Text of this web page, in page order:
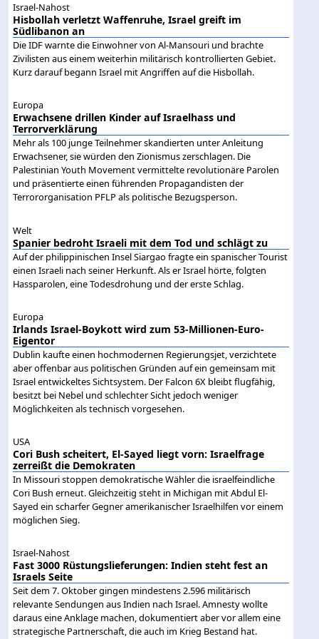
Israel-Nahost
Hisbollah verletzt Waffenruhe, Israel greift im
Südlibanon an
Die IDF warnte die Einwohner von Al-Mansouri und brachte
Zivilisten aus einem weiterhin militärisch kontrollierten Gebiet.
Kurz darauf begann Israel mit Angriffen auf die Hisbollah.
Europa
Erwachsene drillen Kinder auf Israelhass und
Terrorverklärung
Mehr als 100 junge Teilnehmer skandierten unter Anleitung
Erwachsener, sie würden den Zionismus zerschlagen. Die
Palestinian Youth Movement vermittelte revolutionäre Parolen
und präsentierte einen führenden Propagandisten der
Terrororganisation PFLP als politische Bezugsperson.
Welt
Spanier bedroht Israeli mit dem Tod und schlägt zu
Auf der philippinischen Insel Siargao fragte ein spanischer Tourist
einen Israeli nach seiner Herkunft. Als er Israel hörte, folgten
Hassparolen, eine Todesdrohung und der erste Schlag.
Europa
Irlands Israel-Boykott wird zum 53-Millionen-Euro-
Eigentor
Dublin kaufte einen hochmodernen Regierungsjet, verzichtete
aber offenbar aus politischen Gründen auf ein gemeinsam mit
Israel entwickeltes Sichtsystem. Der Falcon 6X bleibt flugfähig,
besitzt bei Nebel und schlechter Sicht jedoch weniger
Möglichkeiten als technisch vorgesehen.
USA
Cori Bush scheitert, El-Sayed liegt vorn: Israelfrage
zerreißt die Demokraten
In Missouri stoppen demokratische Wähler die israelfeindliche
Cori Bush erneut. Gleichzeitig steht in Michigan mit Abdul El-
Sayed ein scharfer Gegner amerikanischer Israelhilfen vor einem
möglichen Sieg.
Israel-Nahost
Fast 3000 Rüstungslieferungen: Indien steht fest an
Israels Seite
Seit dem 7. Oktober gingen mindestens 2.596 militärisch
relevante Sendungen aus Indien nach Israel. Amnesty wollte
daraus eine Anklage machen, dokumentiert aber vor allem eine
strategische Partnerschaft, die auch im Krieg Bestand hat.